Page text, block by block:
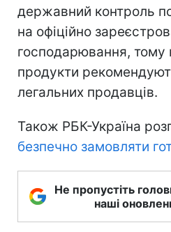
державний контроль
на офіційно
господарювання, тому
продукти
легальних продавців.
Також РБК-Україна
безпечно замовляти
Не пропустіть
наші